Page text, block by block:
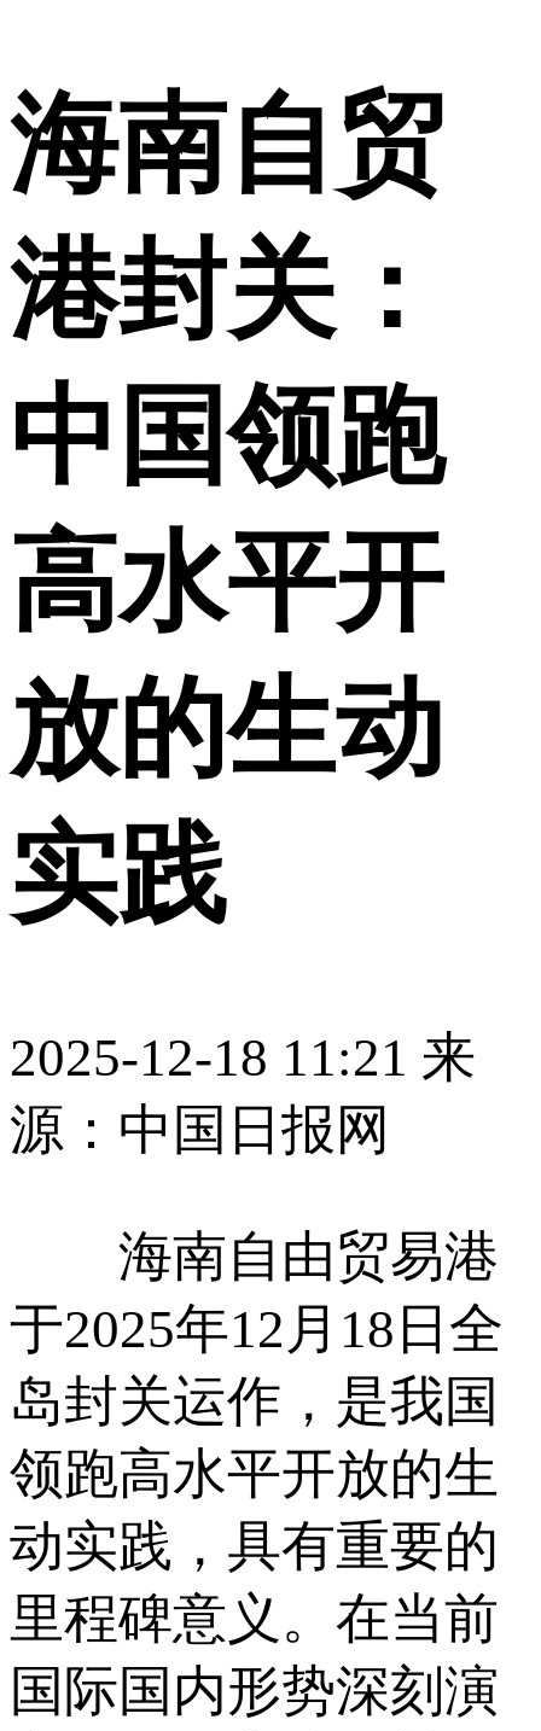
海南自贸
港封关：
中国领跑
高水平开
放的生动
实践
2025-12-18 11:21 来
源：中国日报网
海南自由贸易港
于2025年12月18日全
岛封关运作，是我国
领跑高水平开放的生
动实践，具有重要的
里程碑意义。在当前
国际国内形势深刻演